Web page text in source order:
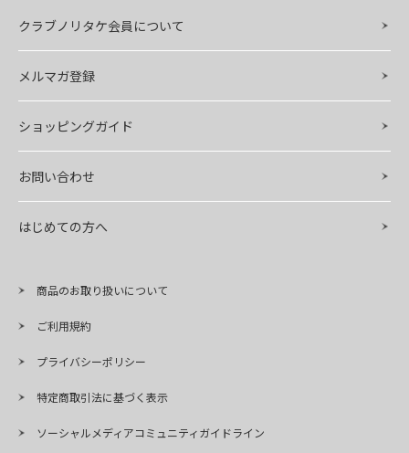
クラブノリタケ会員について
メルマガ登録
ショッピングガイド
お問い合わせ
はじめての方へ
商品のお取り扱いについて
ご利用規約
プライバシーポリシー
特定商取引法に基づく表示
ソーシャルメディアコミュニティガイドライン